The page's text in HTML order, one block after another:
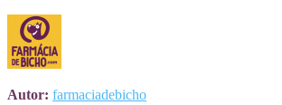
Autor: farmaciadebicho